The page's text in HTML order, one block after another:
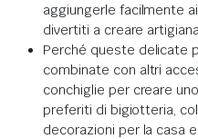
aggiungerle facilmente
divertiti a creare
Perché queste delicate
combinate con altri
conchiglie per creare
preferiti di bigiotteria,
decorazioni per la casa